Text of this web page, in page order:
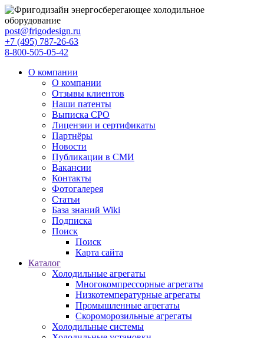
post@frigodesign.ru
+7 (495) 787-26-63
8-800-505-05-42
О компании
О компании
Отзывы клиентов
Наши патенты
Выписка СРО
Лицензии и сертификаты
Партнёры
Новости
Публикации в СМИ
Вакансии
Контакты
Фотогалерея
Статьи
База знаний Wiki
Подписка
Поиск
Поиск
Карта сайта
Каталог
Холодильные агрегаты
Многокомпрессорные агрегаты
Низкотемпературные агрегаты
Промышленные агрегаты
Скороморозильные агрегаты
Холодильные системы